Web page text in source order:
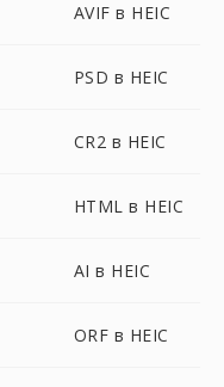
AVIF в HEIC
PSD в HEIC
CR2 в HEIC
HTML в HEIC
AI в HEIC
ORF в HEIC